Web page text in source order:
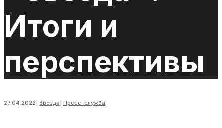
Итоги и
перспективы
27.04.2022 Звезда Пресс-служба